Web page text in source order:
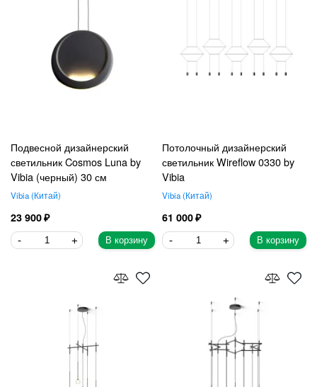
Подвесной дизайнерский
светильник Cosmos Luna by
Vibia (черный) 30 см
Vibia Китай
23 900
В корзину
Потолочный дизайнерский
светильник Wireflow 0330 by
Vibia
Vibia Китай
61 000
В корзину